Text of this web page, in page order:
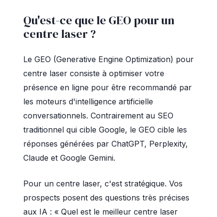
Qu'est-ce que le GEO pour un
centre laser ?
Le GEO (Generative Engine Optimization) pour
centre laser consiste à optimiser votre
présence en ligne pour être recommandé par
les moteurs d'intelligence artificielle
conversationnels. Contrairement au SEO
traditionnel qui cible Google, le GEO cible les
réponses générées par ChatGPT, Perplexity,
Claude et Google Gemini.
Pour un centre laser, c'est stratégique. Vos
prospects posent des questions très précises
aux IA : « Quel est le meilleur centre laser